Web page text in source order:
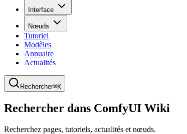
Interface
Nœuds
Tutoriel
Modèles
Annuaire
Actualités
Rechercher⌘K
Rechercher dans ComfyUI Wiki
Recherchez pages, tutoriels, actualités et nœuds.